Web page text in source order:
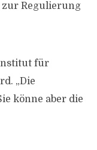
zur Regulierung
für
„Die
könne aber die